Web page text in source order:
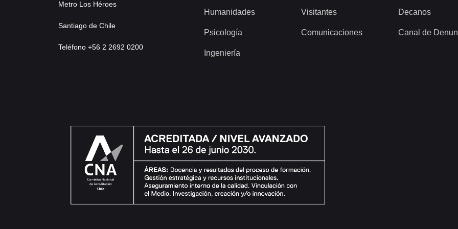
Metro Los Héroes
Santiago de Chile
Teléfono +56 2 2692 0200
Humanidades
Psicología
Ingeniería
Visitantes
Comunicaciones
Decanos
Canal de